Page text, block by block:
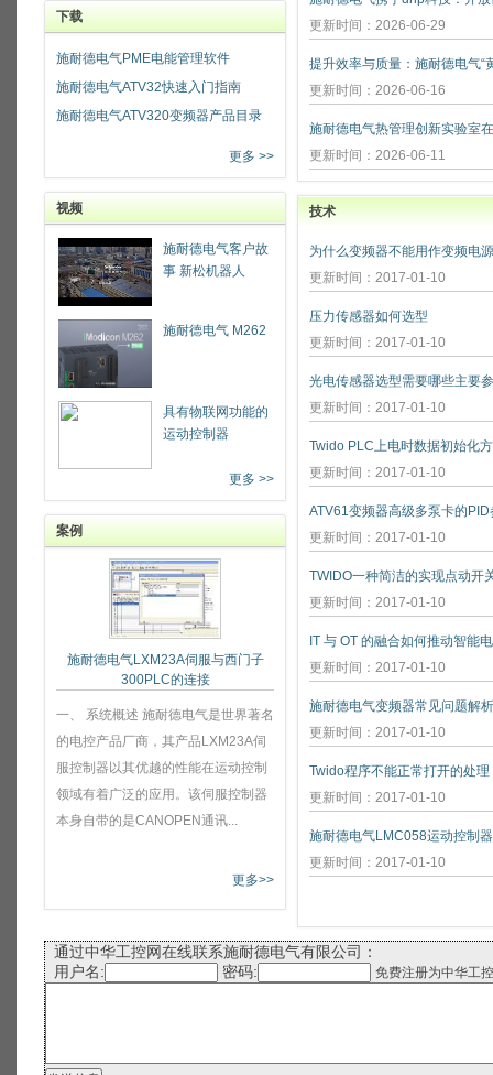
下载
施耐德电气PME电能管理软件
施耐德电气ATV32快速入门指南
施耐德电气ATV320变频器产品目录
更多 >>
视频
施耐德电气客户故
事 新松机器人
施耐德电气 M262
具有物联网功能的
运动控制器
更多 >>
案例
施耐德电气LXM23A伺服与西门子
300PLC的连接
一、 系统概述 施耐德电气是世界著名
的电控产品厂商，其产品LXM23A伺
服控制器以其优越的性能在运动控制
领域有着广泛的应用。该伺服控制器
本身自带的是CANOPEN通讯...
更多>>
更新时间：2026-06-29
更新时间：2026-06-16
更新时间：2026-06-11
技术
为什么变频器不能用作变频电
更新时间：2017-01-10
压力传感器如何选型
更新时间：2017-01-10
光电传感器选型需要哪些主要
更新时间：2017-01-10
Twido PLC上电时数据初始化
更新时间：2017-01-10
ATV61变频器高级多泵卡的
更新时间：2017-01-10
TWIDO一种简洁的实现点动开
更新时间：2017-01-10
IT 与 OT 的融合如何推动智能
更新时间：2017-01-10
施耐德电气变频器常见问题解析
更新时间：2017-01-10
Twido程序不能正常打开的处理
更新时间：2017-01-10
施耐德电气LMC058运动控制
更新时间：2017-01-10
通过中华工控网在线联系施耐德电气有限公司：
用户名:
密码: 免费注册为中华工